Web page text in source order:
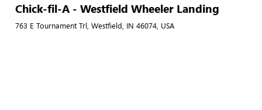
Chick-fil-A - Westfield Wheeler Landing
763 E Tournament Trl, Westfield, IN 46074, USA